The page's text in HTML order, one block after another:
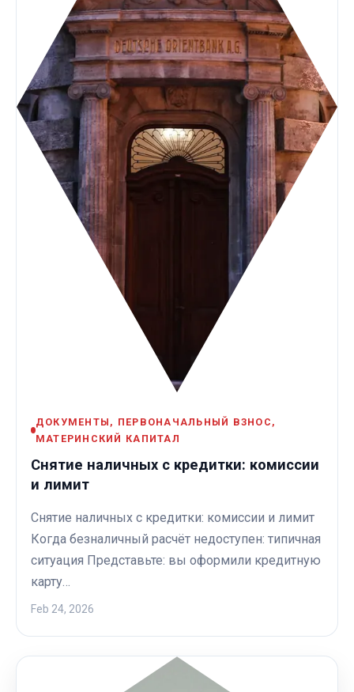
ДОКУМЕНТЫ, ПЕРВОНАЧАЛЬНЫЙ ВЗНОС,
МАТЕРИНСКИЙ КАПИТАЛ
Снятие наличных с кредитки: комиссии
и лимит
Снятие наличных с кредитки: комиссии и лимит
Когда безналичный расчёт недоступен: типичная
ситуация Представьте: вы оформили кредитную
карту…
Feb 24, 2026